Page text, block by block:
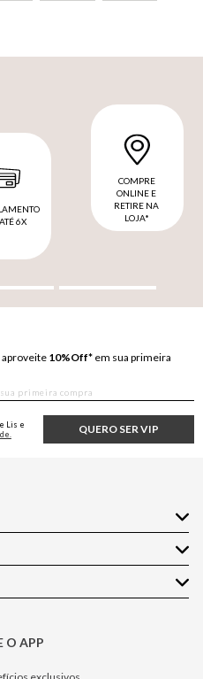
6X
COMPRE
ONLINE E
RETIRE NA
LOJA*
aproveite 10%Off* em sua primeira
QUERO SER VIP
Lis e
O APP